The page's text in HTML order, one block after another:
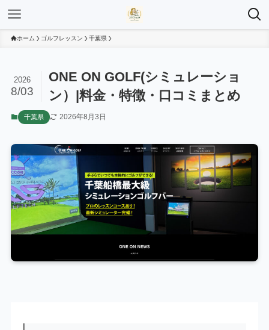
ホーム ゴルフレッスン 千葉県
ONE ON GOLF(シミュレーショ
ン）|料金・特徴・口コミまとめ
2026
8/03
千葉県 2026年8月3日